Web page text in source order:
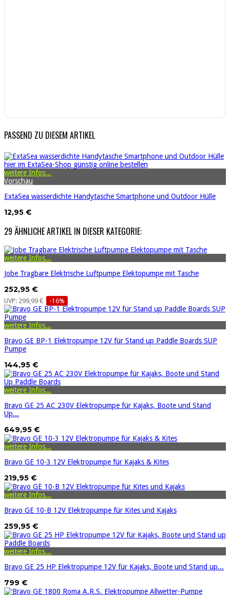
PASSEND ZU DIESEM ARTIKEL
weitere Infos...
Vorschau
ExtaSea wasserdichte Handytasche Smartphone und Outdoor Hülle
12,95 €
29 ÄHNLICHE ARTIKEL IN DIESER KATEGORIE:
weitere Infos...
Jobe Tragbare Elektrische Luftpumpe Elektopumpe mit Tasche
252,95 €
UVP: 299,99 € -16%
weitere Infos...
Bravo GE BP-1 Elektropumpe 12V für Stand up Paddle Boards SUP
Pumpe
144,95 €
weitere Infos...
Bravo GE 25 AC 230V Elektropumpe für Kajaks, Boote und Stand
Up...
649,95 €
weitere Infos...
Bravo GE 10-3 12V Elektropumpe für Kajaks & Kites
219,95 €
weitere Infos...
Bravo GE 10-B 12V Elektropumpe für Kites und Kajaks
259,95 €
weitere Infos...
Bravo GE 25 HP Elektropumpe 12V für Kajaks, Boote und Stand up...
799 €